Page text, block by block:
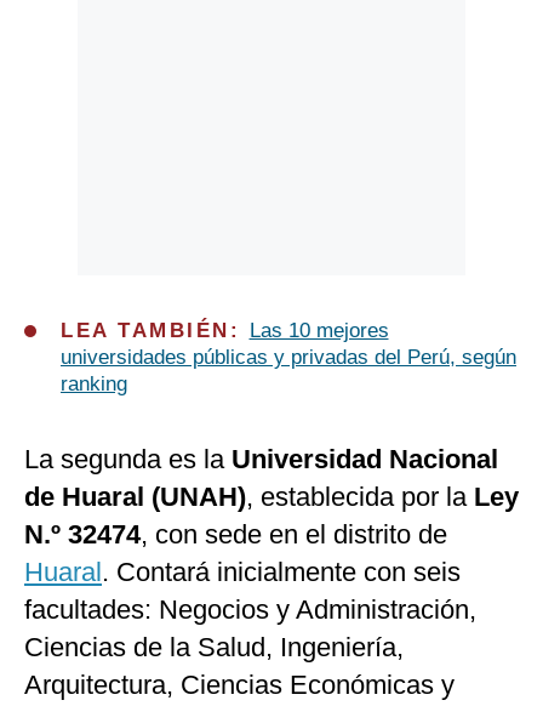
LEA TAMBIÉN:
Las 10 mejores
universidades públicas y privadas del Perú, según
ranking
La segunda es la Universidad Nacional
de Huaral (UNAH), establecida por la Ley
N.º 32474, con sede en el distrito de
Huaral. Contará inicialmente con seis
facultades: Negocios y Administración,
Ciencias de la Salud, Ingeniería,
Arquitectura, Ciencias Económicas y